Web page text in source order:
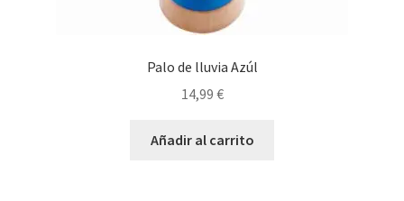
Palo de lluvia Azúl
14,99 €
Añadir al carrito